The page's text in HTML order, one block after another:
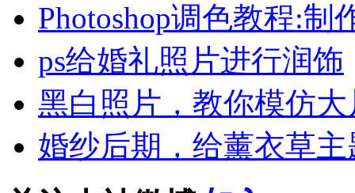
Photoshop调色教程:制
ps给婚礼照片进行润饰
黑白照片，教你模仿
婚纱后期，给薰衣草